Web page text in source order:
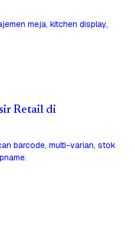
meja, kitchen display,
Retail di
barcode, multi-varian, stok